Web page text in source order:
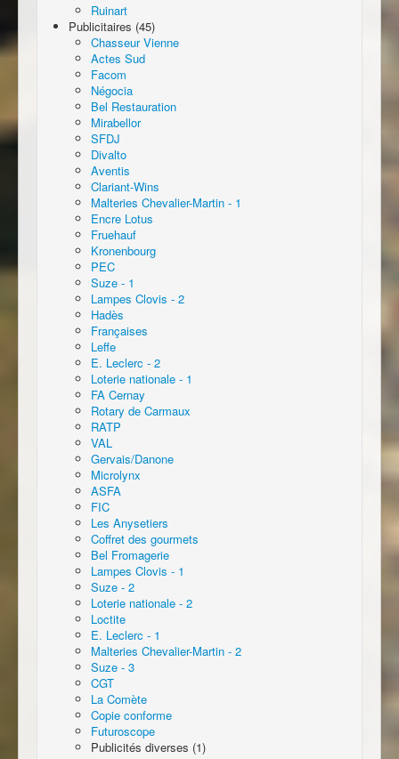
Ruinart
Publicitaires (45)
Chasseur Vienne
Actes Sud
Facom
Négocia
Bel Restauration
Mirabellor
SFDJ
Divalto
Aventis
Clariant-Wins
Malteries Chevalier-Martin - 1
Encre Lotus
Fruehauf
Kronenbourg
PEC
Suze - 1
Lampes Clovis - 2
Hadès
Françaises
Leffe
E. Leclerc - 2
Loterie nationale - 1
FA Cernay
Rotary de Carmaux
RATP
VAL
Gervais/Danone
Microlynx
ASFA
FIC
Les Anysetiers
Coffret des gourmets
Bel Fromagerie
Lampes Clovis - 1
Suze - 2
Loterie nationale - 2
Loctite
E. Leclerc - 1
Malteries Chevalier-Martin - 2
Suze - 3
CGT
La Comète
Copie conforme
Futuroscope
Publicités diverses (1)